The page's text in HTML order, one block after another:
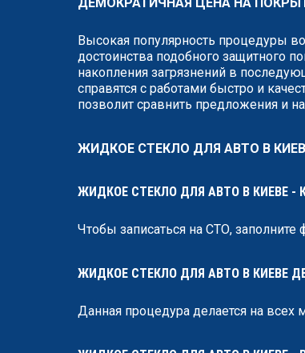
Высокая популярность процедуры
достоинства подобного защитного
накопления загрязнений в
справятся с работами быстро и
позволит сравнить предложения и
ЖИДКОЕ СТЕКЛО ДЛЯ АВТО В
ЖИДКОЕ СТЕКЛО ДЛЯ АВТО В КИЕВЕ -
Чтобы записаться на СТО,
ЖИДКОЕ СТЕКЛО ДЛЯ АВТО В КИЕВЕ
Данная процедура делается на всех